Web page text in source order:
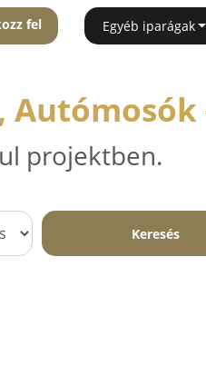
fel Egyéb iparágak
projektben.
Keresés